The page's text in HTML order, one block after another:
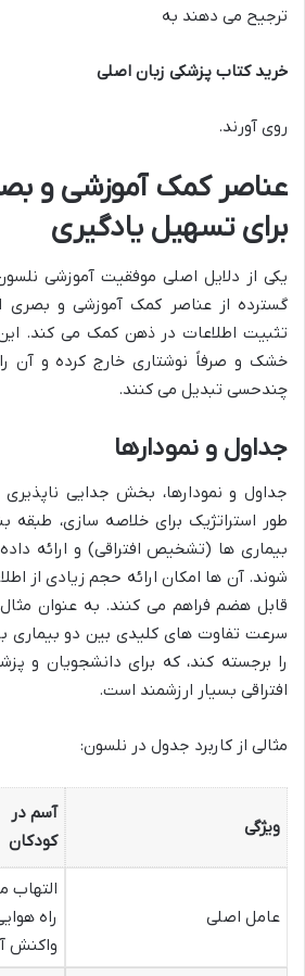
ترجیح می دهند به
خرید کتاب پزشکی زبان اصلی
روی آورند.
عناصر کمک آموزشی و
برای تسهیل یادگیری
یکی از دلایل اصلی موفقیت آموزشی
گسترده از عناصر کمک آموزشی و
تثبیت اطلاعات در ذهن کمک می کند. این
خشک و صرفاً نوشتاری خارج کرده و آن
چندحسی تبدیل می کنند.
جداول و نمودارها
جداول و نمودارها، بخش جدایی
طور استراتژیک برای خلاصه سازی، طبقه
بیماری ها (تشخیص افتراقی) و ارائه
شوند. آن ها امکان ارائه حجم زیادی از
قابل هضم فراهم می کنند. به عنوان
سرعت تفاوت های کلیدی بین دو بیماری
را برجسته کند، که برای دانشجویان و
افتراقی بسیار ارزشمند است.
مثالی از کاربرد جدول در نلسون:
ویژگی
آسم در
کودکان
عامل اصلی
التهاب
راه
واکنش